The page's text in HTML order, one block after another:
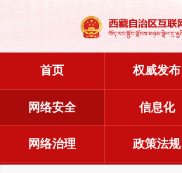
首页 权威发布
网络安全 信息化
网络治理 政策法规